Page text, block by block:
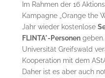
Im Rahmen der 16
Kampagne „Orange the
Jahr wieder kostenlose
FLINTA*-Personengeben.
Universität Greifswald
Kooperation mit dem
Daher ist es aber auch